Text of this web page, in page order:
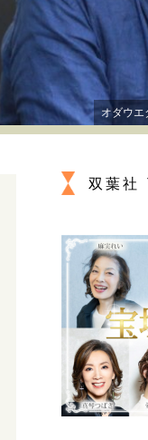
ファーストキャリアを拓く
一生モノの愛用品
オダウエ
双葉社